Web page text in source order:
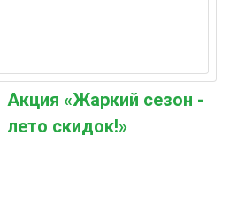
Акция «Жаркий сезон -
лето скидок!»